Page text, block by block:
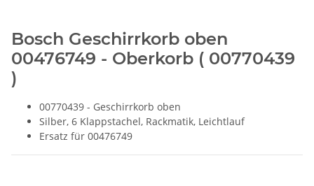
Bosch Geschirrkorb oben
00476749 - Oberkorb ( 00770439
)
00770439 - Geschirrkorb oben
Silber, 6 Klappstachel, Rackmatik, Leichtlauf
Ersatz für 00476749